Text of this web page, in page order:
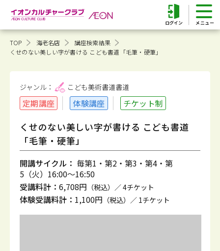
ログイン
TOP 海老名店
講座検索結果
くせのない美しい字が書ける こども書道「毛筆・硬筆」
ジャンル： こども美術書道書道
定期講座 体験講座 チケット制
くせのない美しい字が書ける こども書道
「毛筆・硬筆」
開講サイクル： 毎第1・第2・第3・第4・第
5（火）16:00～16:50
受講料計： 6,708円 （税込）／ 4チケット
体験受講料計： 1,100円 （税込）／ 1チケット